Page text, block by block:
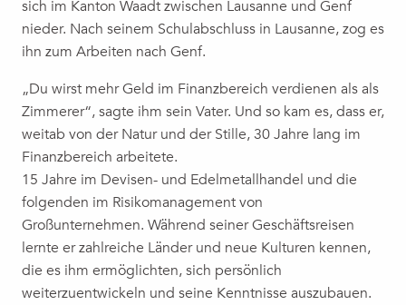
sich im Kanton Waadt zwischen Lausanne und Genf
nieder. Nach seinem Schulabschluss in Lausanne, zog es
ihn zum Arbeiten nach Genf.
„Du wirst mehr Geld im Finanzbereich verdienen als als
Zimmerer“, sagte ihm sein Vater. Und so kam es, dass er,
weitab von der Natur und der Stille, 30 Jahre lang im
Finanzbereich arbeitete.
15 Jahre im Devisen- und Edelmetallhandel und die
folgenden im Risikomanagement von
Großunternehmen. Während seiner Geschäftsreisen
lernte er zahlreiche Länder und neue Kulturen kennen,
die es ihm ermöglichten, sich persönlich
weiterzuentwickeln und seine Kenntnisse auszubauen.